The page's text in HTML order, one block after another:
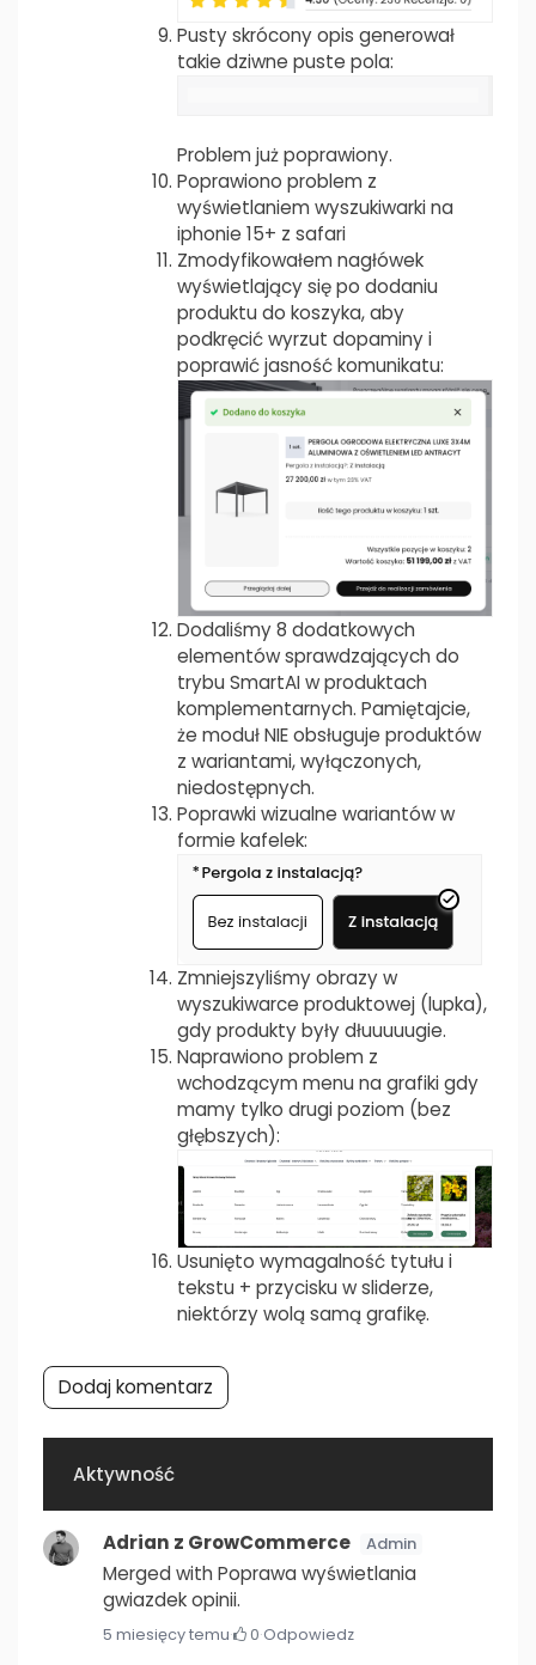
Pusty skrócony opis generował
takie dziwne puste pola:
Problem już poprawiony.
Poprawiono problem z
wyświetlaniem wyszukiwarki na
iphonie 15+ z safari
Zmodyfikowałem nagłówek
wyświetlający się po dodaniu
produktu do koszyka, aby
podkręcić wyrzut dopaminy i
poprawić jasność komunikatu:
Dodaliśmy 8 dodatkowych
elementów sprawdzających do
trybu SmartAI w produktach
komplementarnych. Pamiętajcie,
że moduł NIE obsługuje produktów
z wariantami, wyłączonych,
niedostępnych.
Poprawki wizualne wariantów w
formie kafelek:
Zmniejszyliśmy obrazy w
wyszukiwarce produktowej (lupka),
gdy produkty były dłuuuuugie.
Naprawiono problem z
wchodzącym menu na grafiki gdy
mamy tylko drugi poziom (bez
głębszych):
Usunięto wymagalność tytułu i
tekstu + przycisku w sliderze,
niektórzy wolą samą grafikę.
Dodaj komentarz
Aktywność
Adrian z GrowCommerce Admin
Merged with Poprawa wyświetlania
gwiazdek opinii.
5 miesięcy temu· 0·Odpowiedz